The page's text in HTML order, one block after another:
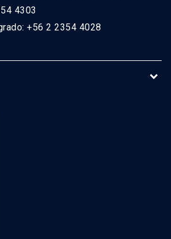
4303
+56 2 2354 4028